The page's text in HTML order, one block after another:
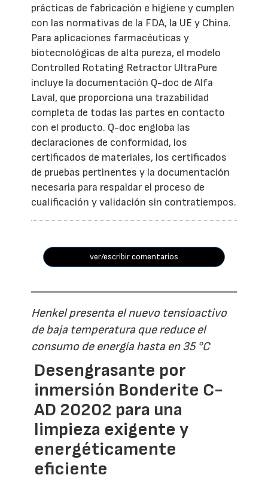
prácticas de fabricación e higiene y cumplen
con las normativas de la FDA, la UE y China.
Para aplicaciones farmacéuticas y
biotecnológicas de alta pureza, el modelo
Controlled Rotating Retractor UltraPure
incluye la documentación Q-doc de Alfa
Laval, que proporciona una trazabilidad
completa de todas las partes en contacto
con el producto. Q-doc engloba las
declaraciones de conformidad, los
certificados de materiales, los certificados
de pruebas pertinentes y la documentación
necesaria para respaldar el proceso de
cualificación y validación sin contratiempos.
ver/escribir comentarios
Henkel presenta el nuevo tensioactivo
de baja temperatura que reduce el
consumo de energía hasta en 35 °C
Desengrasante por
inmersión Bonderite C-
AD 20202 para una
limpieza exigente y
energéticamente
eficiente